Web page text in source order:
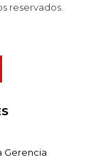
reservados.
Gerencia